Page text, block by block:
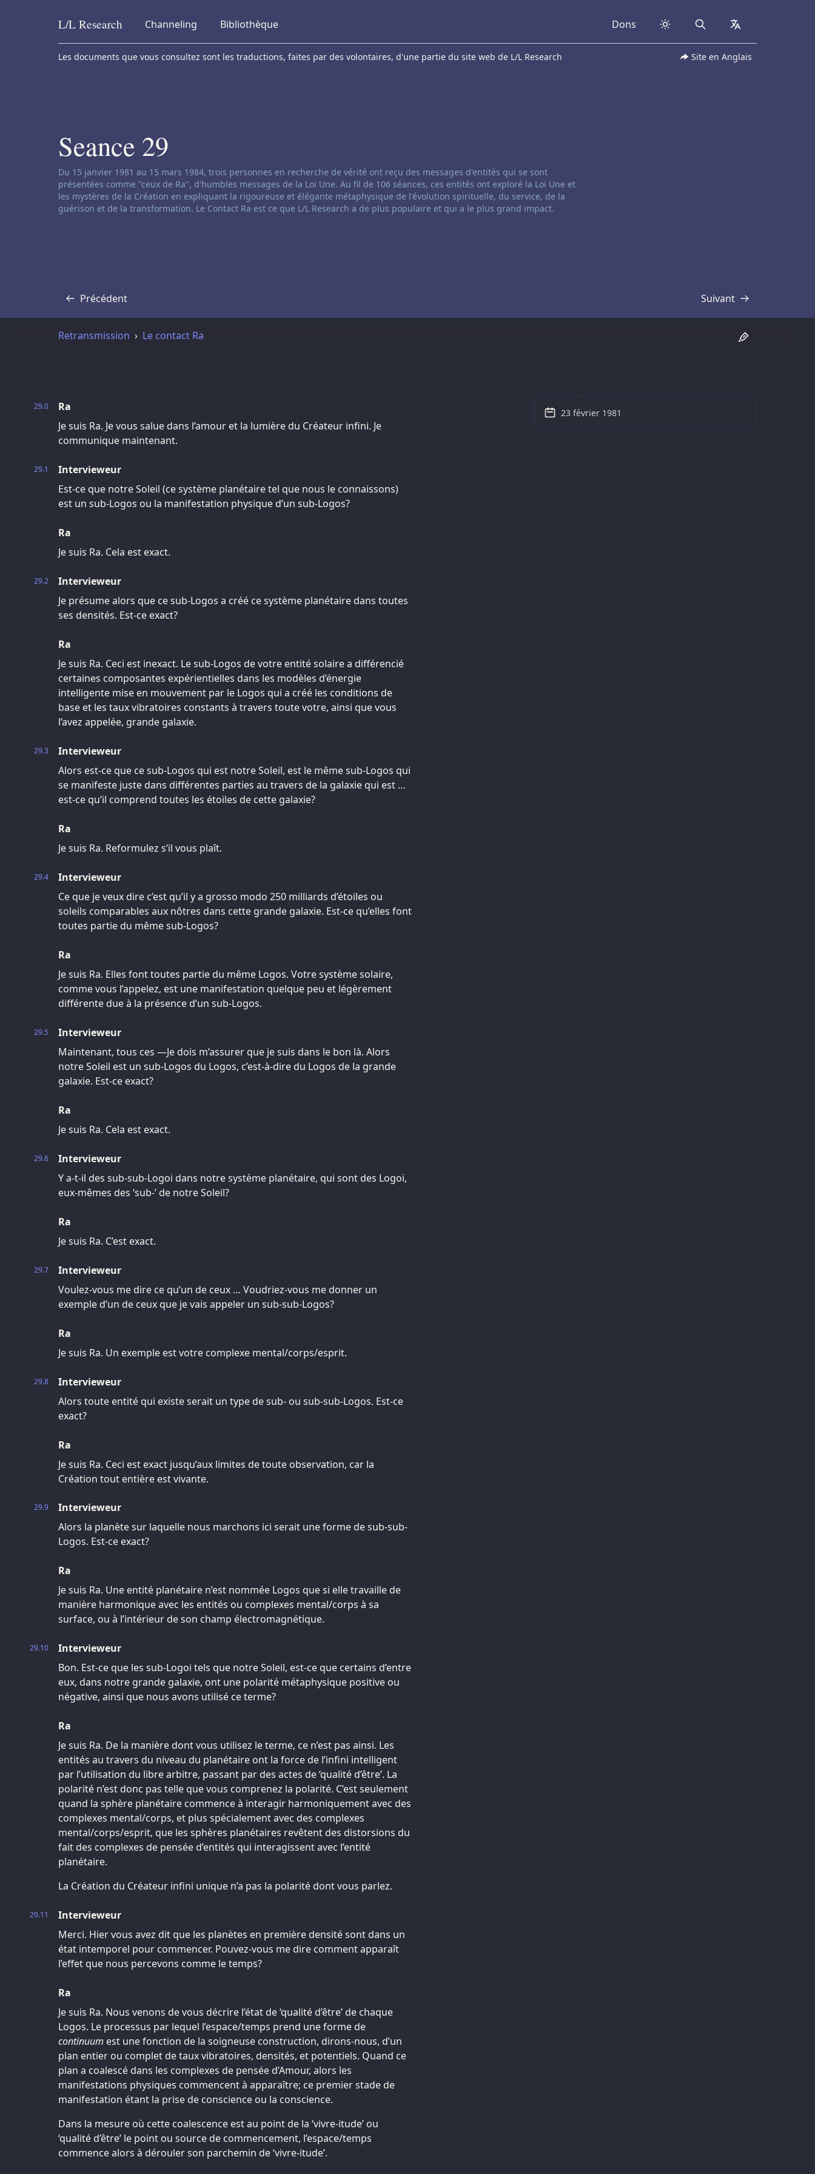
Skip to content
L/L Research Channeling Bibliothèque Dons Search collapsed
Les documents que vous consultez sont les traductions, faites par des volontaires, d'une partie du site web de L/L Research Site en Anglais
Seance 29
Clause de non-responsabilité concernant le channeling:
Du 15 janvier 1981 au 15 mars 1984, trois personnes en recherche de vérité ont reçu des messages d'entités qui se sont
présentées comme "ceux de Ra", d'humbles messages de la Loi Une. Au fil de 106 séances, ces entités ont exploré la Loi Une et
les mystères de la Création en expliquant la rigoureuse et élégante métaphysique de l'évolution spirituelle, du service, de la
guérison et de la transformation. Le Contact Ra est ce que L/L Research a de plus populaire et qui a le plus grand impact.
Précédent
Transcription Suivant
Transcription
Retransmission Le contact Ra
29.0
Ra
Je suis Ra. Je vous salue dans l’amour et la lumière du Créateur infini. Je
communique maintenant.
29.1
Intervieweur
Est-ce que notre Soleil (ce système planétaire tel que nous le connaissons)
est un sub-Logos ou la manifestation physique d’un sub-Logos?
Ra
Je suis Ra. Cela est exact.
29.2
Intervieweur
Je présume alors que ce sub-Logos a créé ce système planétaire dans toutes
ses densités. Est-ce exact?
Ra
Je suis Ra. Ceci est inexact. Le sub-Logos de votre entité solaire a différencié
certaines composantes expérientielles dans les modèles d’énergie
intelligente mise en mouvement par le Logos qui a créé les conditions de
base et les taux vibratoires constants à travers toute votre, ainsi que vous
l’avez appelée, grande galaxie.
29.3
Intervieweur
Alors est-ce que ce sub-Logos qui est notre Soleil, est le même sub-Logos qui
se manifeste juste dans différentes parties au travers de la galaxie qui est …
est-ce qu’il comprend toutes les étoiles de cette galaxie?
Ra
Je suis Ra. Reformulez s’il vous plaît.
29.4
Intervieweur
Ce que je veux dire c’est qu’il y a grosso modo 250 milliards d’étoiles ou
soleils comparables aux nôtres dans cette grande galaxie. Est-ce qu’elles font
toutes partie du même sub-Logos?
Ra
Je suis Ra. Elles font toutes partie du même Logos. Votre système solaire,
comme vous l’appelez, est une manifestation quelque peu et légèrement
différente due à la présence d’un sub-Logos.
29.5
Intervieweur
Maintenant, tous ces —Je dois m’assurer que je suis dans le bon là. Alors
notre Soleil est un sub-Logos du Logos, c’est-à-dire du Logos de la grande
galaxie. Est-ce exact?
Ra
Je suis Ra. Cela est exact.
29.6
Intervieweur
Y a-t-il des sub-sub-Logoi dans notre système planétaire, qui sont des Logoï,
eux-mêmes des ‘sub-’ de notre Soleil?
Ra
Je suis Ra. C’est exact.
29.7
Intervieweur
Voulez-vous me dire ce qu’un de ceux … Voudriez-vous me donner un
exemple d’un de ceux que je vais appeler un sub-sub-Logos?
Ra
Je suis Ra. Un exemple est votre complexe mental/corps/esprit.
29.8
Intervieweur
Alors toute entité qui existe serait un type de sub- ou sub-sub-Logos. Est-ce
exact?
Ra
Je suis Ra. Ceci est exact jusqu’aux limites de toute observation, car la
Création tout entière est vivante.
29.9
Intervieweur
Alors la planète sur laquelle nous marchons ici serait une forme de sub-sub-
Logos. Est-ce exact?
Ra
Je suis Ra. Une entité planétaire n’est nommée Logos que si elle travaille de
manière harmonique avec les entités ou complexes mental/corps à sa
surface, ou à l’intérieur de son champ électromagnétique.
29.10
Intervieweur
Bon. Est-ce que les sub-Logoi tels que notre Soleil, est-ce que certains d’entre
eux, dans notre grande galaxie, ont une polarité métaphysique positive ou
négative, ainsi que nous avons utilisé ce terme?
Ra
Je suis Ra. De la manière dont vous utilisez le terme, ce n’est pas ainsi. Les
entités au travers du niveau du planétaire ont la force de l’infini intelligent
par l’utilisation du libre arbitre, passant par des actes de ‘qualité d’être’. La
polarité n’est donc pas telle que vous comprenez la polarité. C’est seulement
quand la sphère planétaire commence à interagir harmoniquement avec des
complexes mental/corps, et plus spécialement avec des complexes
mental/corps/esprit, que les sphères planétaires revêtent des distorsions du
fait des complexes de pensée d’entités qui interagissent avec l’entité
planétaire.
La Création du Créateur infini unique n’a pas la polarité dont vous parlez.
29.11
Intervieweur
Merci. Hier vous avez dit que les planètes en première densité sont dans un
état intemporel pour commencer. Pouvez-vous me dire comment apparaît
l’effet que nous percevons comme le temps?
Ra
Je suis Ra. Nous venons de vous décrire l’état de ‘qualité d’être’ de chaque
Logos. Le processus par lequel l’espace/temps prend une forme de
continuum est une fonction de la soigneuse construction, dirons-nous, d’un
plan entier ou complet de taux vibratoires, densités, et potentiels. Quand ce
plan a coalescé dans les complexes de pensée d’Amour, alors les
manifestations physiques commencent à apparaître; ce premier stade de
manifestation étant la prise de conscience ou la conscience.
Dans la mesure où cette coalescence est au point de la ‘vivre-itude’ ou
‘qualité d’être’ le point ou source de commencement, l’espace/temps
commence alors à dérouler son parchemin de ‘vivre-itude’.
23 février 1981